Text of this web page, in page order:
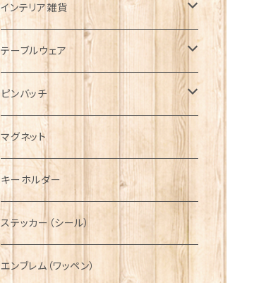
帽子
キャップ
ハンチング帽
キャスケット
ディアストーカー
ニット帽
Tシャツ
マフラー
タータン【Bronte by Moon】
タータン【Glencroft】
ボタンラップマフラー【Aran Traditions】
サッシュ
スカーフ
ファッションマスク
ORTAK
ブローチ
ペンダント
チャーム
その他のアクセサリー
インテリア雑貨
インテリア置物
ラブスプーン
ラブスプーン【SION LLEWELLYN】
ラブスプーン【PAUL CURTIS】
ファブリック
テーブルウェア
ティータオル
ペーパーナプキン
ティーコジー
その他テーブルウェア
ピンバッチ
ジェネラルデザイン
乗り物
動物＆植物
国旗＆紋章
ミリタリー
NAVY
AIRFORCE
ピューター
マグネット
キーホルダー
ステッカー（シール）
エンブレム（ワッペン）